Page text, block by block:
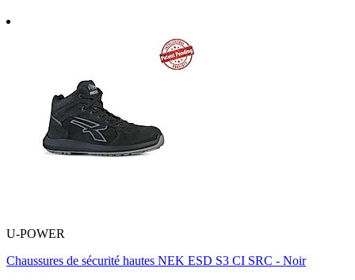
U-POWER
Chaussures de sécurité hautes NEK ESD S3 CI SRC - Noir